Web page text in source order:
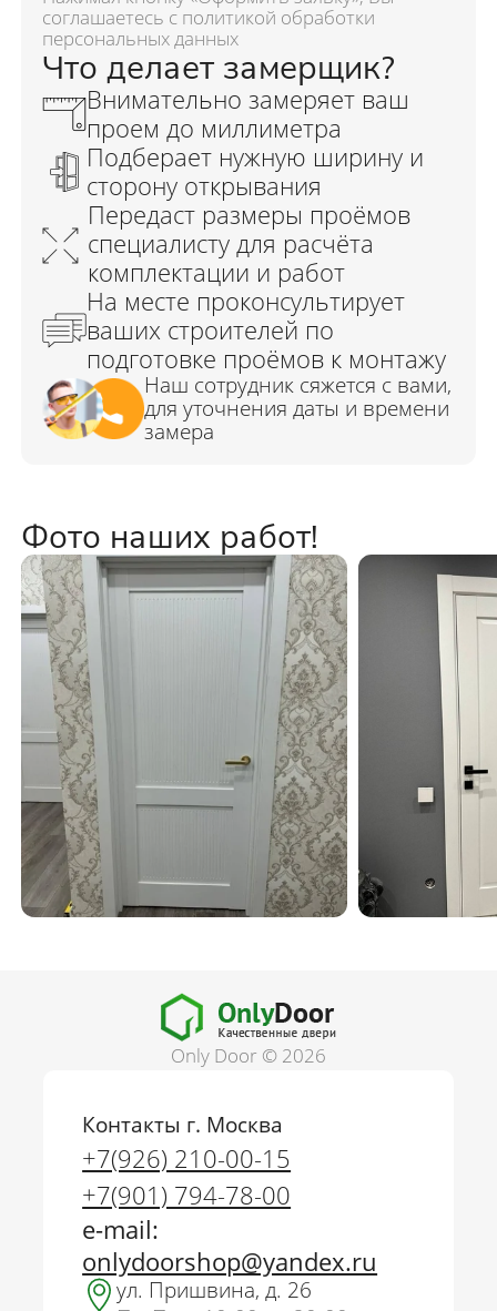
соглашаетесь с политикой обработки
персональных данных
Фото наших работ!
Only Door © 2026
Контакты г. Москва
+7(926) 210-00-15
+7(901) 794-78-00
e-mail:
onlydoorshop@yandex.ru
ул. Пришвина, д. 26